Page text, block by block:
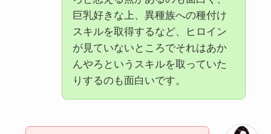
巨乳好きな上、異種族への種付け
スキルを取得するなど、ヒロイン
が見ていないところでそれはあか
んやろというスキルを取っていた
りするのも面白いです。